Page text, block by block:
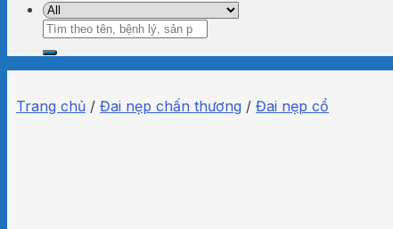
Tìm
kiếm:
Trang chủ / Đai nẹp chấn thương / Đai nẹp cổ